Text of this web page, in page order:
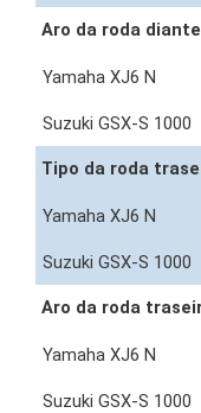
Aro da roda
Tipo da roda
Aro da roda